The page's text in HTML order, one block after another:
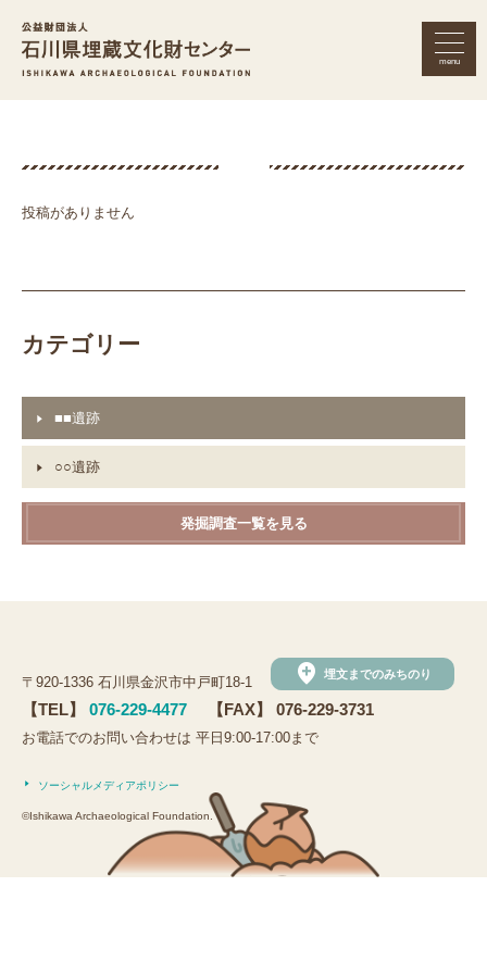
menu
投稿がありません
カテゴリー
■■遺跡
○○遺跡
発掘調査一覧を見る
〒920-1336 石川県金沢市中戸町18-1 add_location 埋文までのみちのり
【TEL】 076-229-4477 【FAX】 076-229-3731
お電話でのお問い合わせは 平日9:00-17:00まで
ソーシャルメディアポリシー
©Ishikawa Archaeological Foundation.